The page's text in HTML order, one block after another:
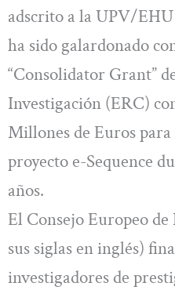
adscrito a la UPV/
ha sido galardonado
“Consolidator Grant”
Investigación (ERC)
Millones de Euros
proyecto e-Sequence
años.
El Consejo Europeo
sus siglas en inglés)
investigadores de